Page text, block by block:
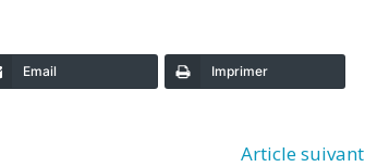
Email Imprimer
Article suivant